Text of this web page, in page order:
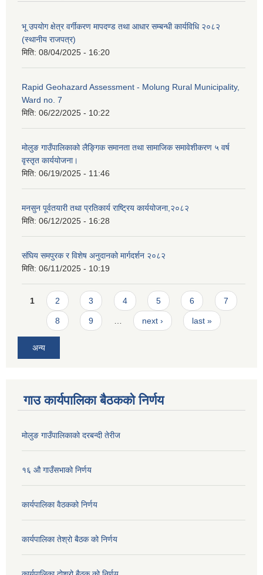
भू उपयोग क्षेत्र वर्गीकरण मापदण्ड तथा आधार सम्बन्धी कार्यविधि २०८२
(स्थानीय राजपत्र)
मिति: 08/04/2025 - 16:20
Rapid Geohazard Assessment - Molung Rural Municipality,
Ward no. 7
मिति: 06/22/2025 - 10:22
मोलुङ गाउँपालिकाको लैङ्गिक समानता तथा सामाजिक समावेशीकरण ५ वर्ष
वृस्तृत कार्ययोजना।
मिति: 06/19/2025 - 11:46
मनसुन पूर्वतयारी तथा प्रतिकार्य राष्ट्रिय कार्ययोजना,२०८२
मिति: 06/12/2025 - 16:28
संघिय समपुरक र विशेष अनुदानको मार्गदर्शन २०८२
मिति: 06/11/2025 - 10:19
Pages
1 2 3 4 5 6 7
8 9 next › last »
अन्य
गाउ कार्यपालिका बैठकको निर्णय
मोलुङ गाउँपालिकाको दरबन्दी तेरीज
१६ औ गाउँसभाको निर्णय
कार्यपालिका वैठकको निर्णय
कार्यपालिका तेश्रो बैठक को निर्णय